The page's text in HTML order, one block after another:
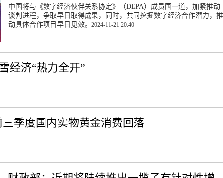
中国将与《数字经济伙伴关系协定》（DEPA）成员国一道，加紧推动
谈判进程，争取早日取得成果，同时，共同挖掘数字经济合作潜力，推
动具体合作项目早日见效。 2024-11-21 20:40
经济“热力全开”
季度国内实物黄金消费回落